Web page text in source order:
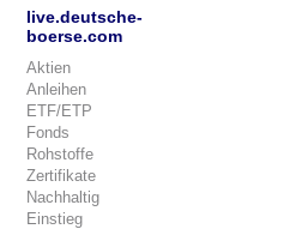
live.deutsche-
boerse.com
Aktien
Anleihen
ETF/ETP
Fonds
Rohstoffe
Zertifikate
Nachhaltig
Einstieg